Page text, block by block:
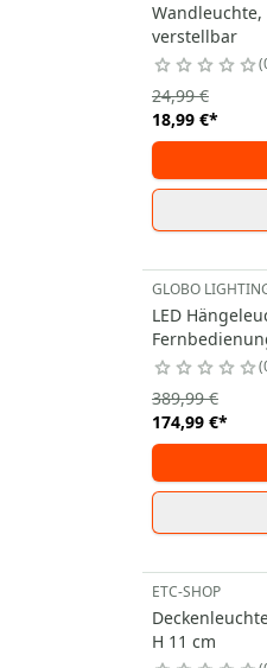
verstellbar
18,99 €*
24,99 €
GLOBO
LED
174,99 €*
389,99 €
ETC-SHOP
H 11 cm